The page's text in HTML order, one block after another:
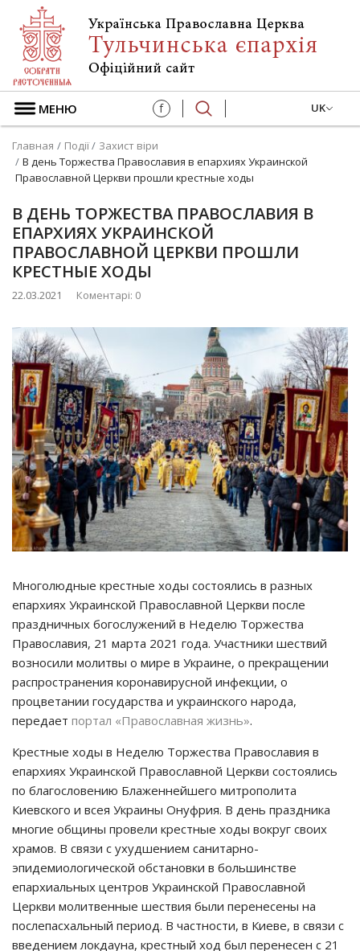
МЕНЮ f UK
Главная Події
Захист віри
В день Торжества Православия в епархиях Украинской
Православной Церкви прошли крестные ходы
В ДЕНЬ ТОРЖЕСТВА ПРАВОСЛАВИЯ В
ЕПАРХИЯХ УКРАИНСКОЙ
ПРАВОСЛАВНОЙ ЦЕРКВИ ПРОШЛИ
КРЕСТНЫЕ ХОДЫ
22.03.2021 Коментарі: 0
Многолюдные крестные ходы состоялись в разных
епархиях Украинской Православной Церкви после
праздничных богослужений в Неделю Торжества
Православия, 21 марта 2021 года. Участники шествий
возносили молитвы о мире в Украине, о прекращении
распространения коронавирусной инфекции, о
процветании государства и украинского народа,
передает портал «Православная жизнь».
Крестные ходы в Неделю Торжества Православия в
епархиях Украинской Православной Церкви состоялись
по благословению Блаженнейшего митрополита
Киевского и всея Украины Онуфрия. В день праздника
многие общины провели крестные ходы вокруг своих
храмов. В связи с ухудшением санитарно-
эпидемиологической обстановки в большинстве
епархиальных центров Украинской Православной
Церкви молитвенные шествия были перенесены на
послепасхальный период. В частности, в Киеве, в связи с
введением локдауна, крестный ход был перенесен с 21